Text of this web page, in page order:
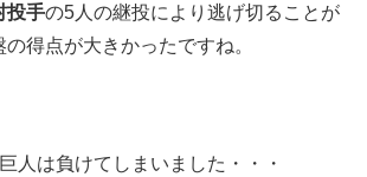
投手の5人の継投により逃げ切ることが
得点が大きかったですね。
人は負けてしまいました・・・